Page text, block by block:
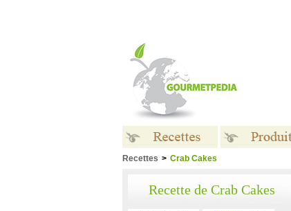
Recettes > Crab Cakes
Recette de Crab Cakes
Recettes Produits